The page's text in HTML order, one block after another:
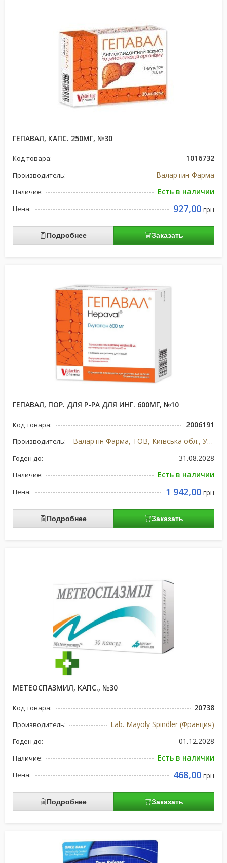
ГЕПАВАЛ, КАПС. 250МГ, №30
Код товара: 1016732
Производитель: Валартин Фарма
Наличие: Есть в наличии
Цена: 927,00 грн
Подробнее Заказать
ГЕПАВАЛ, ПОР. ДЛЯ Р-РА ДЛЯ ИНГ. 600МГ, №10
Код товара: 2006191
Производитель: Валартін Фарма, ТОВ, Київська обл., Україна
Годен до: 31.08.2028
Наличие: Есть в наличии
Цена: 1 942,00 грн
Подробнее Заказать
МЕТЕОСПАЗМИЛ, КАПС., №30
Код товара: 20738
Производитель: Lab. Mayoly Spindler (Франция)
Годен до: 01.12.2028
Наличие: Есть в наличии
Цена: 468,00 грн
Подробнее Заказать